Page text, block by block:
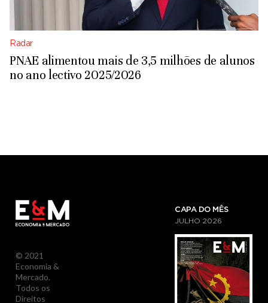
Radar
PNAE alimentou mais de 3,5 milhões de alunos
no ano lectivo 2025/2026
© 2021
Economia &
Mercado.
Todos os
Direitos
CAPA DO MÊS
JULHO 2026